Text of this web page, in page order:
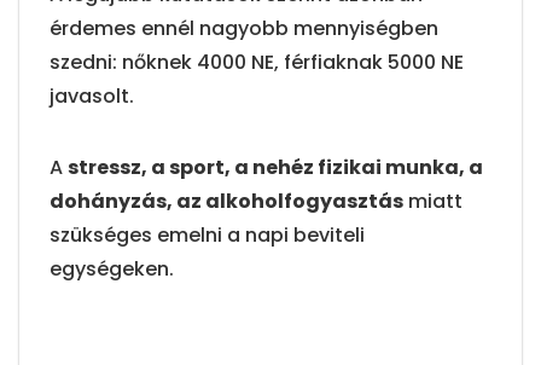
érdemes ennél nagyobb mennyiségben
szedni: nőknek 4000 NE, férfiaknak 5000 NE
javasolt.
Astressz, a sport, a nehéz fizikai munka, a
dohányzás, az alkoholfogyasztás miatt
szükséges emelni a napi beviteli
egységeken.